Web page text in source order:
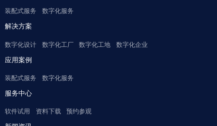
装配式服务 数字化服务
解决方案
数字化设计 数字化工厂 数字化工地 数字化企业
应用案例
装配式服务 数字化服务
服务中心
软件试用 资料下载 预约参观